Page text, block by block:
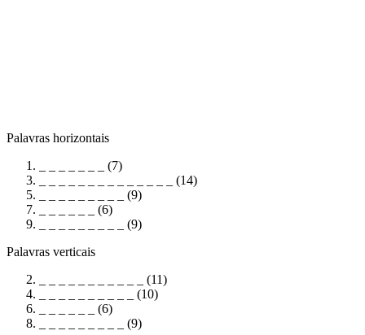
Palavras horizontais
_ _ _ _ _ _ _ (7)
_ _ _ _ _ _ _ _ _ _ _ _ _ _ (14)
_ _ _ _ _ _ _ _ _ (9)
_ _ _ _ _ _ (6)
_ _ _ _ _ _ _ _ _ (9)
Palavras verticais
_ _ _ _ _ _ _ _ _ _ _ (11)
_ _ _ _ _ _ _ _ _ _ (10)
_ _ _ _ _ _ (6)
_ _ _ _ _ _ _ _ _ (9)